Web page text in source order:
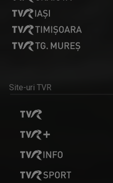
Site-uri TVR